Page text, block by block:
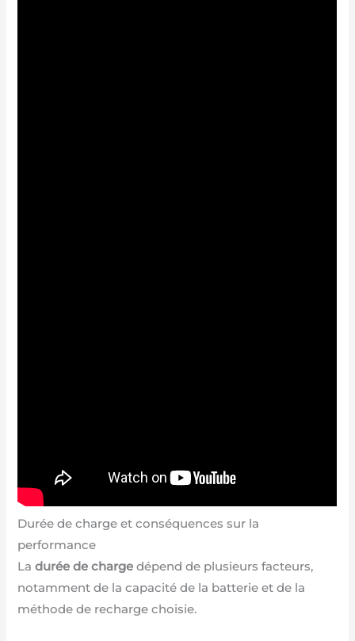
Durée de charge et conséquences sur la
performance
Ladurée de charge dépend de plusieurs facteurs,
notamment de la capacité de la batterie et de la
méthode de recharge choisie.